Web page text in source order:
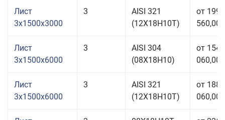
Лист
3x1500x3000
3
AISI 321
(12Х18Н10Т)
от 199
560,00
Лист
3x1500x6000
3
AISI 304
(08Х18Н10)
от 154
060,00
Лист
3x1500x6000
3
AISI 321
(12Х18Н10Т)
от 188
060,00